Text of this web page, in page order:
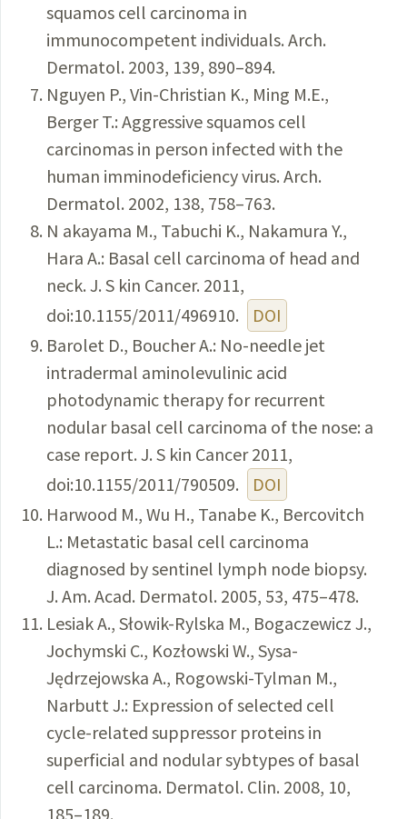
squamos cell carcinoma in
immunocompetent individuals. Arch.
Dermatol. 2003, 139, 890–894.
Nguyen P., Vin-Christian K., Ming M.E.,
Berger T.: Aggressive squamos cell
carcinomas in person infected with the
human imminodeficiency virus. Arch.
Dermatol. 2002, 138, 758–763.
N akayama M., Tabuchi K., Nakamura Y.,
Hara A.: Basal cell carcinoma of head and
neck. J. S kin Cancer. 2011,
doi:10.1155/2011/496910.
DOI
Barolet D., Boucher A.: No-needle jet
intradermal aminolevulinic acid
photodynamic therapy for recurrent
nodular basal cell carcinoma of the nose: a
case report. J. S kin Cancer 2011,
doi:10.1155/2011/790509.
DOI
Harwood M., Wu H., Tanabe K., Bercovitch
L.: Metastatic basal cell carcinoma
diagnosed by sentinel lymph node biopsy.
J. Am. Acad. Dermatol. 2005, 53, 475–478.
Lesiak A., Słowik-Rylska M., Bogaczewicz J.,
Jochymski C., Kozłowski W., Sysa-
Jędrzejowska A., Rogowski-Tylman M.,
Narbutt J.: Expression of selected cell
cycle-related suppressor proteins in
superficial and nodular sybtypes of basal
cell carcinoma. Dermatol. Clin. 2008, 10,
185–189.